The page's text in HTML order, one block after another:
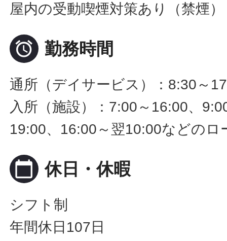
屋内の受動喫煙対策あり（禁煙）
 勤務時間
通所（デイサービス）：8:30～
入所（施設）：7:00～16:00、
19:00、16:00～翌10:00などの
calendar_today 休日・休暇
シフト制
年間休日107日